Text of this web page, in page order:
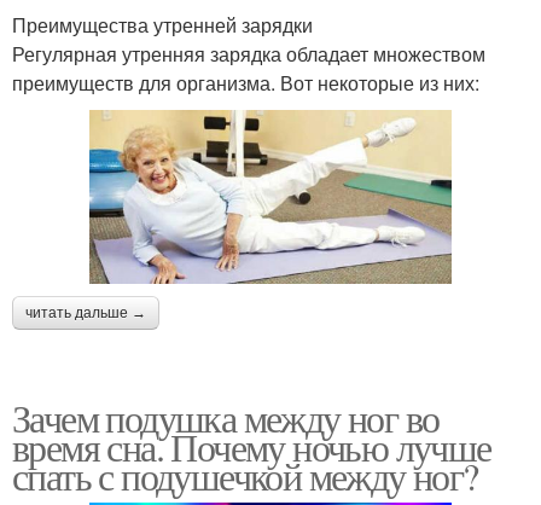
Преимущества утренней зарядки
Регулярная утренняя зарядка обладает множеством
преимуществ для организма. Вот некоторые из них:
читать дальше →
Зачем подушка между ног во
время сна. Почему ночью лучше
спать с подушечкой между ног?